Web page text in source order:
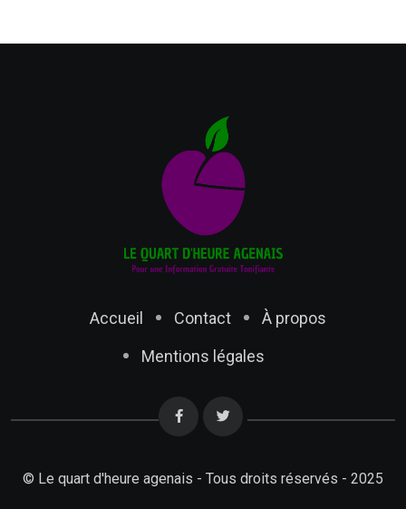
Accueil Contact
À propos
Mentions légales
© Le quart d'heure agenais - Tous droits réservés - 2025